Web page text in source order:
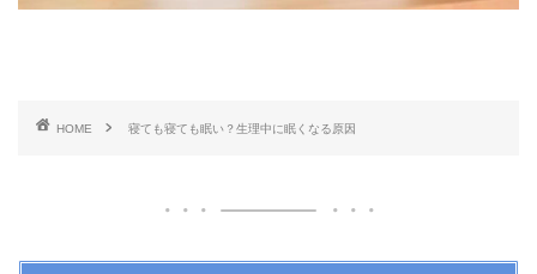
HOME 寝ても寝ても眠い？生理中に眠くなる原因